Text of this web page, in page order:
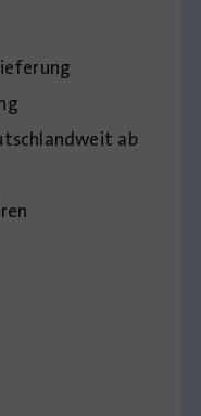
ab